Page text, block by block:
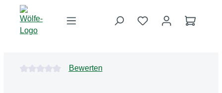
Zum Hauptinhalt springen
Du hast 0
Bildergalerie überspringen
Durchschnittliche Bewertung von 0 von 5 Sternen
Bewerten